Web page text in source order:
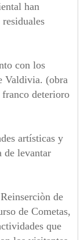
han
con los
Valdivia. (obra
franco deterioro
artísticas y
de levantar
de
de Cometas,
que